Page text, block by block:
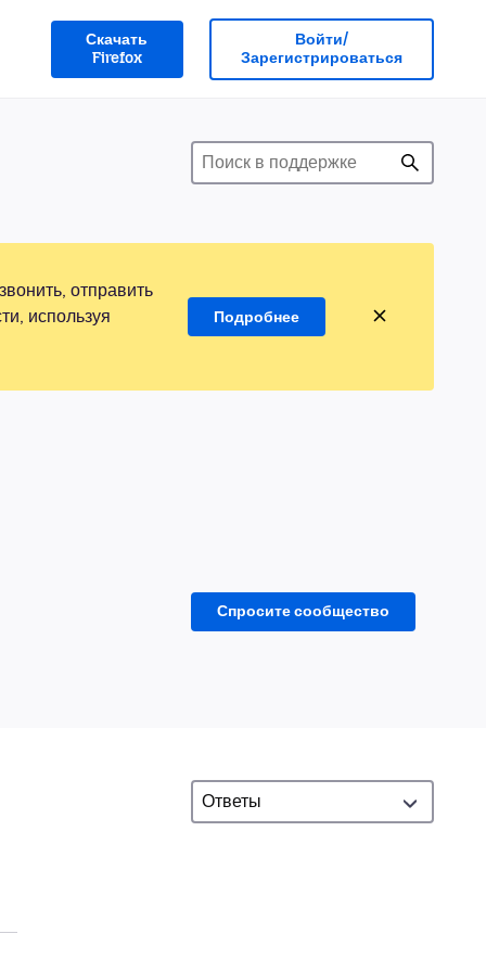
Скачать
Firefox
Войти/
Зарегистрироваться
отправить
используя
Подробнее
Спросите сообщество